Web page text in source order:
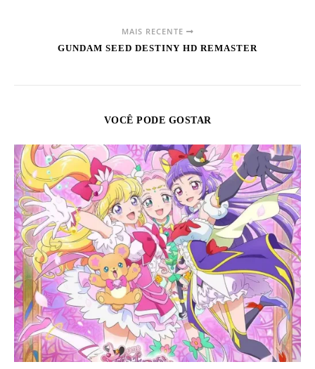
MAIS RECENTE
GUNDAM SEED DESTINY HD REMASTER
VOCÊ PODE GOSTAR